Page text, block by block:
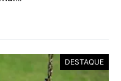
DESTAQUE